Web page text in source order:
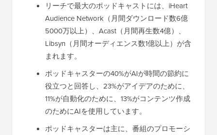
リーチで最大のポッドキャストには、iHeart
Audience Network（月間ダウンロード数6億
5000万以上）、Acast（月間再生数4億）、
Libsyn（月間オーディエンス数1億以上）が含
まれます。
ポッドキャスターの40%がAIが時間の節約に
役立つと回答し、23%がアイデアのために、
11%が自動化のために、13%がコンテンツ作成
のためにAIを使用しています。
ポッドキャスターは主に、番組のプロモーシ